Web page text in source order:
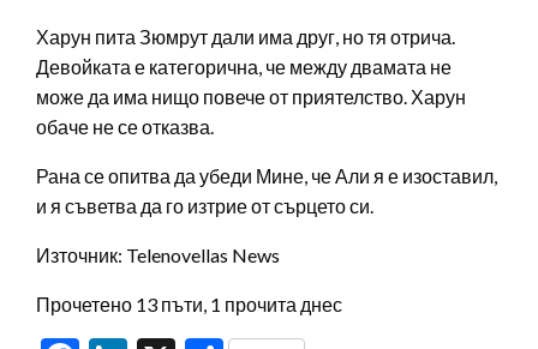
Харун пита Зюмрут дали има друг, но тя отрича.
Девойката е категорична, че между двамата не
може да има нищо повече от приятелство. Харун
обаче не се отказва.
Рана се опитва да убеди Мине, че Али я е изоставил,
и я съветва да го изтрие от сърцето си.
Източник: Telenovellas News
Прочетено 13 пъти, 1 прочита днес